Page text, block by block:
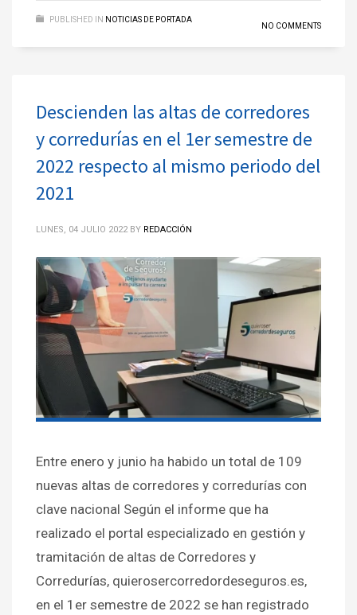
PUBLISHED IN NOTICIAS DE PORTADA
NO COMMENTS
Descienden las altas de corredores
y corredurías en el 1er semestre de
2022 respecto al mismo periodo del
2021
LUNES, 04 JULIO 2022 BY REDACCIÓN
Entre enero y junio ha habido un total de 109
nuevas altas de corredores y corredurías con
clave nacional Según el informe que ha
realizado el portal especializado en gestión y
tramitación de altas de Corredores y
Corredurías, quierosercorredordeseguros.es,
en el 1er semestre de 2022 se han registrado